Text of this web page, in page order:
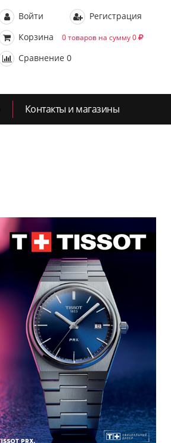
Войти
Регистрация
Корзина
0 товаров на сумму 0
Сравнение 0
Контакты и магазины